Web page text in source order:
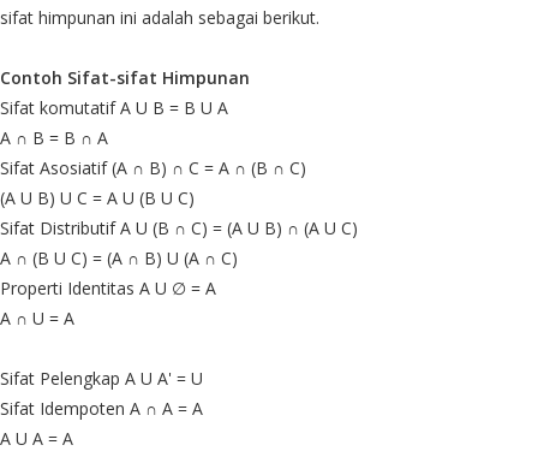
sifat himpunan ini adalah sebagai berikut.
Contoh Sifat-sifat Himpunan
Sifat komutatif A U B = B U A
A ∩ B = B ∩ A
Sifat Asosiatif (A ∩ B) ∩ C = A ∩ (B ∩ C)
(A U B) U C = A U (B U C)
Sifat Distributif A U (B ∩ C) = (A U B) ∩ (A U C)
A ∩ (B U C) = (A ∩ B) U (A ∩ C)
Properti Identitas A U ∅ = A
A ∩ U = A
Sifat Pelengkap A U A' = U
Sifat Idempoten A ∩ A = A
A U A = A